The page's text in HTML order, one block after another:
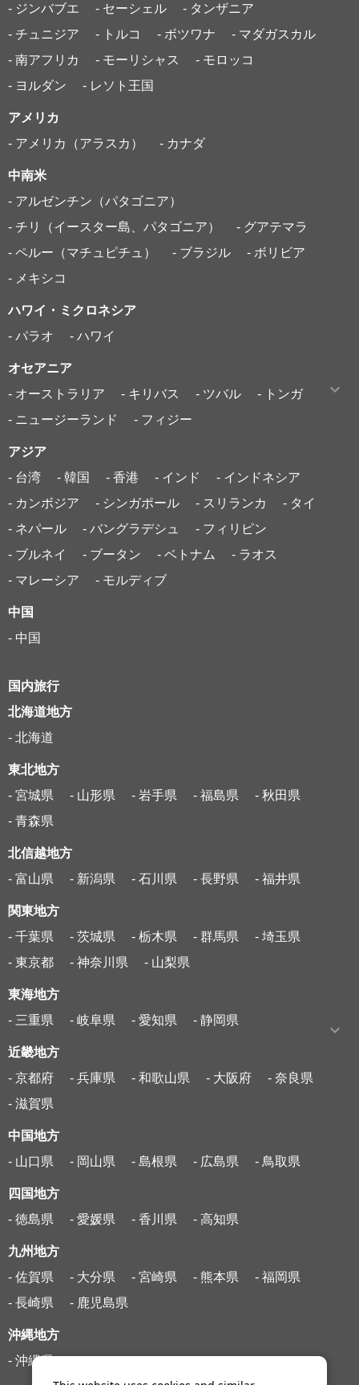
- ジンバブエ
- セーシェル
- タンザニア
- チュニジア
- トルコ - ボツワナ
- マダガスカル
- 南アフリカ
- モーリシャス
- モロッコ
- ヨルダン
- レソト王国
アメリカ
- アメリカ（アラスカ）
- カナダ
中南米
- アルゼンチン（パタゴニア）
- チリ（イースター島、パタゴニア）
- グアテマラ
- ペルー（マチュピチュ）
- ブラジル
- ボリビア
- メキシコ
ハワイ・ミクロネシア
- パラオ
- ハワイ
オセアニア
- オーストラリア
- キリバス - ツバル
- トンガ
- ニュージーランド
- フィジー
アジア
- 台湾
- 韓国 - 香港 - インド
- インドネシア
- カンボジア
- シンガポール - スリランカ
- タイ
- ネパール
- バングラデシュ
- フィリピン
- ブルネイ
- ブータン - ベトナム
- ラオス
- マレーシア
- モルディブ
中国
- 中国
国内旅行
北海道地方
- 北海道
東北地方
- 宮城県
- 山形県 - 岩手県 - 福島県
- 秋田県
- 青森県
北信越地方
- 富山県
- 新潟県 - 石川県 - 長野県 - 福井県
関東地方
- 千葉県
- 茨城県 - 栃木県 - 群馬県
- 埼玉県
- 東京都
- 神奈川県 - 山梨県
東海地方
- 三重県
- 岐阜県 - 愛知県 - 静岡県
近畿地方
- 京都府
- 兵庫県 - 和歌山県 - 大阪府
- 奈良県
- 滋賀県
中国地方
- 山口県
- 岡山県 - 島根県 - 広島県 - 鳥取県
四国地方
- 徳島県
- 愛媛県 - 香川県 - 高知県
九州地方
- 佐賀県
- 大分県 - 宮崎県 - 熊本県
- 福岡県
- 長崎県
- 鹿児島県
沖縄地方
- 沖縄県